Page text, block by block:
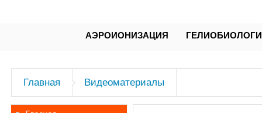
АЭРОИОНИЗАЦИЯ
Главная Видеоматериалы